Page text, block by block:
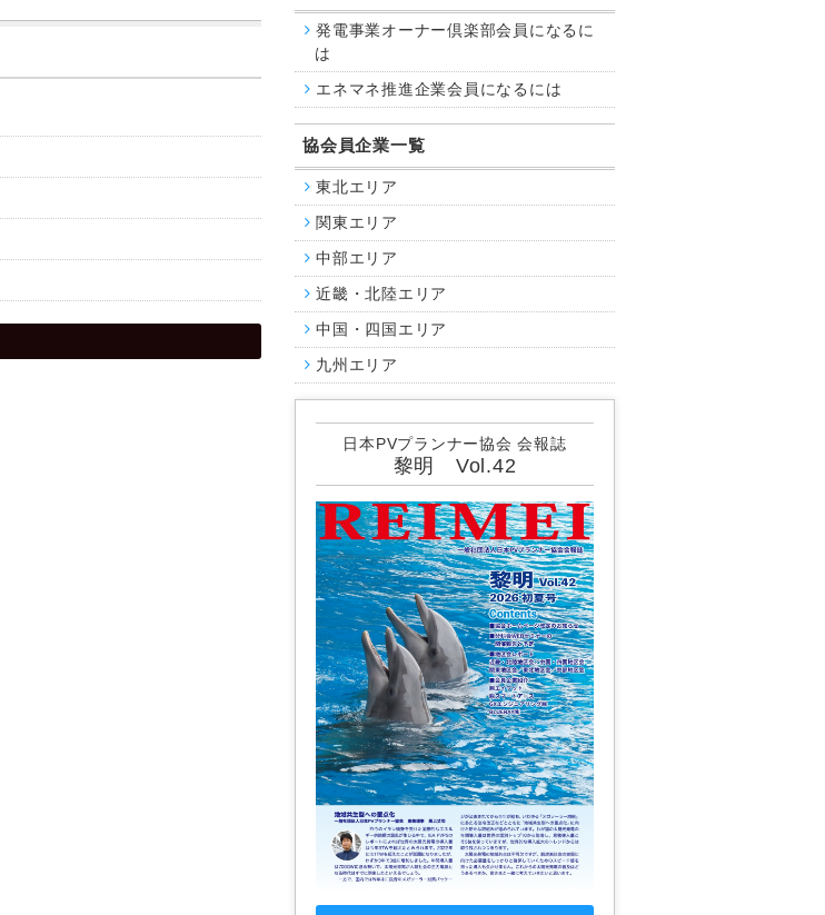
発電事業オーナー倶楽部会員になるに
は
エネマネ推進企業会員になるには
協会員企業一覧
東北エリア
関東 エリア
中部 エリア
近畿・北陸エリア
中国・四国 エリア
九州 エリア
日本PVプランナー協会 会報誌
黎明 Vol.42